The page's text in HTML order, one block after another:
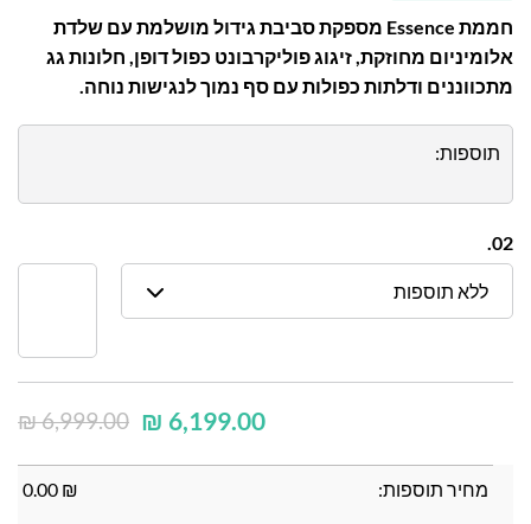
חממת Essence מספקת סביבת גידול מושלמת עם שלדת
אלומיניום מחוזקת, זיגוג פוליקרבונט כפול דופן, חלונות גג
מתכווננים ודלתות כפולות עם סף נמוך לנגישות נוחה.
תוספות:
02.
ללא תוספות
₪6,999.00 ₪ 6,199.00
מחיר תוספות: ₪
0.00